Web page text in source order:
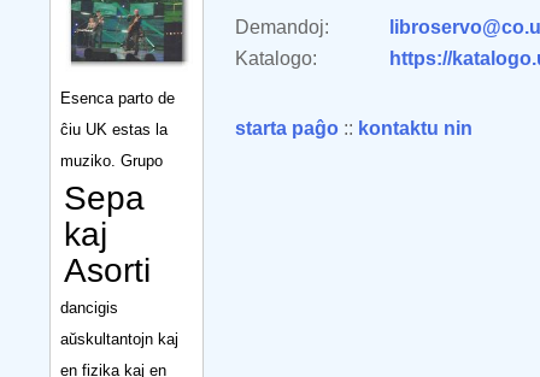
Esenca parto de
ĉiu UK estas la
muziko. Grupo
Sepa
kaj
Asorti
dancigis
aŭskultantojn kaj
en fizika kaj en
Demandoj:
Katalogo:
https://
starta paĝo :: kontaktu nin